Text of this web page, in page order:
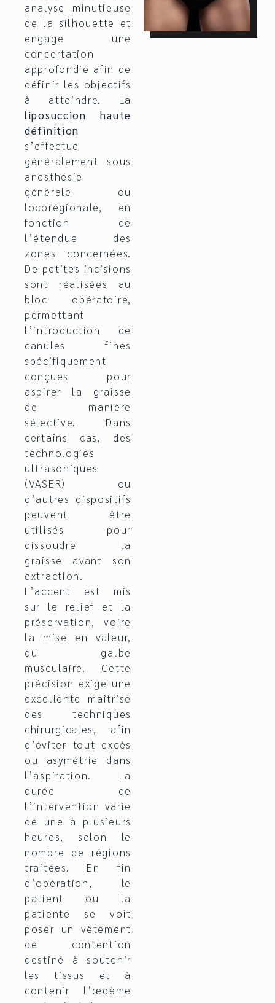
analyse minutieuse
de la silhouette et
engage une
concertation
approfondie afin de
définir les objectifs
à atteindre. La
liposuccion haute
définition
s’effectue
généralement sous
anesthésie
générale ou
locorégionale, en
fonction de
l’étendue des
zones concernées.
De petites incisions
sont réalisées au
bloc opératoire,
permettant
l’introduction de
canules fines
spécifiquement
conçues pour
aspirer la graisse
de manière
sélective. Dans
certains cas, des
technologies
ultrasoniques
(VASER) ou
d’autres dispositifs
peuvent être
utilisés pour
dissoudre la
graisse avant son
extraction.
L’accent est mis
sur le relief et la
préservation, voire
la mise en valeur,
du galbe
musculaire. Cette
précision exige une
excellente maîtrise
des techniques
chirurgicales, afin
d’éviter tout excès
ou asymétrie dans
l’aspiration. La
durée de
l’intervention varie
de une à plusieurs
heures, selon le
nombre de régions
traitées. En fin
d’opération, le
patient ou la
patiente se voit
poser un vêtement
de contention
destiné à soutenir
les tissus et à
contenir l’œdème